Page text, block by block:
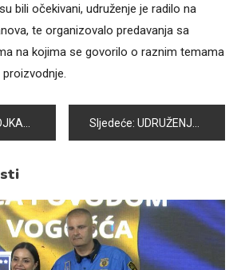
bili očekivani, udruženje je radilo na
te organizovalo predavanja sa
na kojima se govorilo o raznim temama
ČLANOVA U ŠKOLU ODBOJKE Sljedeće: UDRUŽENJE “SAHAN” PREPOZNATLJIVO PO ORIGINALNIM PROJEKTIMA